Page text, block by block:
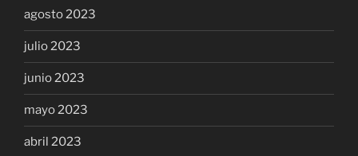
agosto 2023
julio 2023
junio 2023
mayo 2023
abril 2023